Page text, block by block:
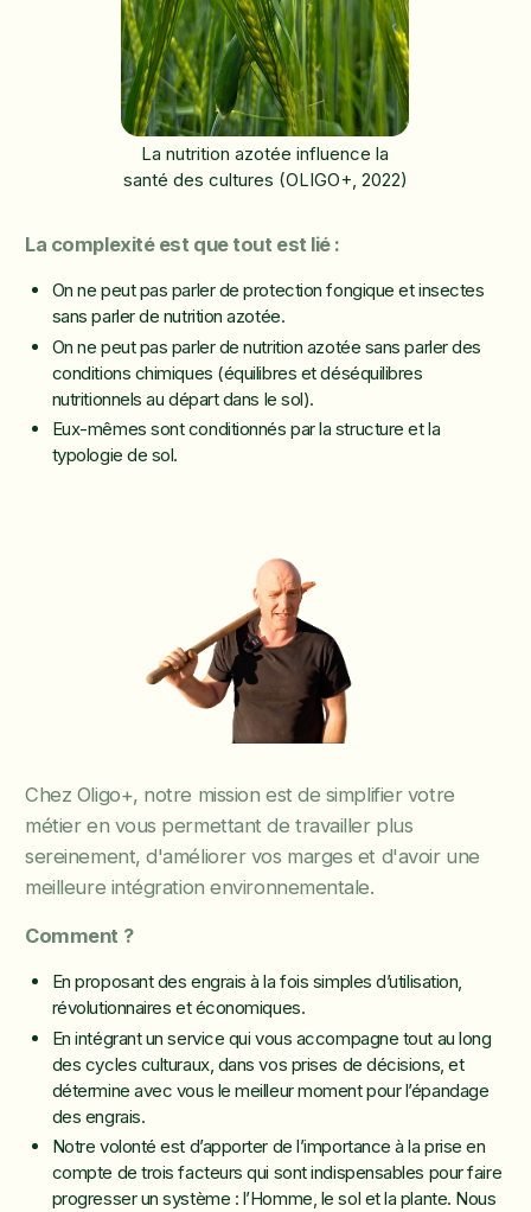
La nutrition azotée influence la
santé des cultures (OLIGO+, 2022)
La complexité est que tout est lié :
On ne peut pas parler de protection fongique et insectes
sans parler de nutrition azotée.
On ne peut pas parler de nutrition azotée sans parler des
conditions chimiques (équilibres et déséquilibres
nutritionnels au départ dans le sol).
Eux-mêmes sont conditionnés par la structure et la
typologie de sol.
Chez Oligo+, notre mission est de simplifier votre
métier en vous permettant de travailler plus
sereinement, d'améliorer vos marges et d'avoir une
meilleure intégration environnementale.
Comment ?
En proposant des engrais à la fois simples d’utilisation,
révolutionnaires et économiques.
En intégrant un service qui vous accompagne tout au long
des cycles culturaux, dans vos prises de décisions, et
détermine avec vous le meilleur moment pour l’épandage
des engrais.
Notre volonté est d’apporter de l’importance à la prise en
compte de trois facteurs qui sont indispensables pour faire
progresser un système : l’Homme, le sol et la plante. Nous